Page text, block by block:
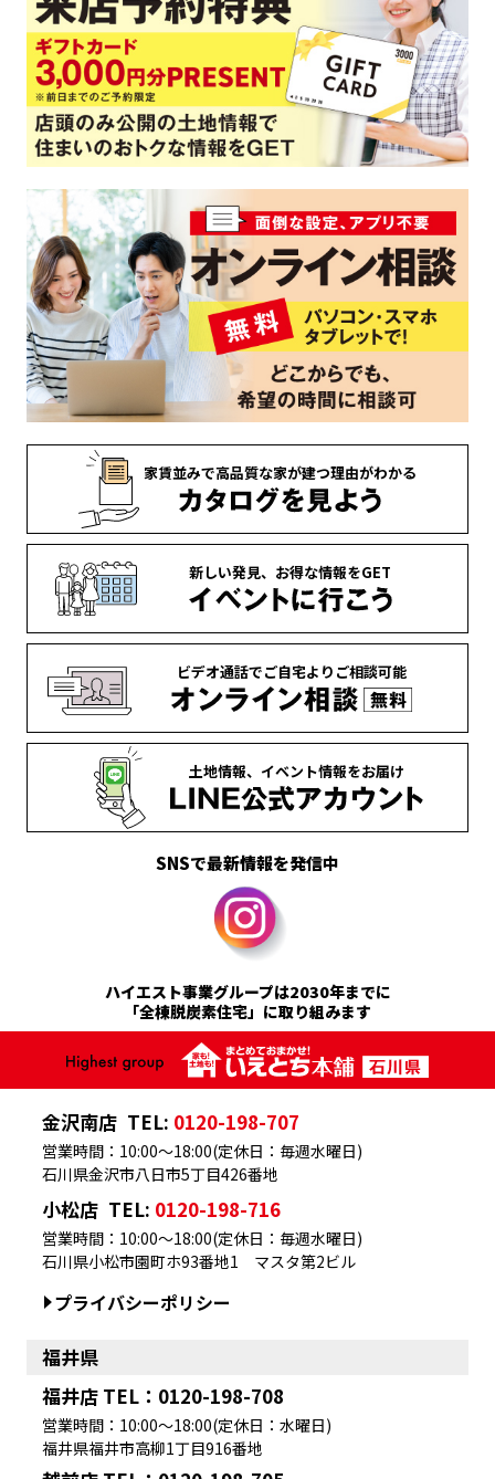
家賃並みで高品質な家が建つ理由がわかる
新しい発見、 お得な情報をGET
ビデオ通話でご自宅より ご相談可能
土地情報、 イベント情報をお届け
SNSで最新情報を発信中
ハイエスト事業グループは2030年までに
「全棟脱炭素住宅」に取り組みます
金沢南店 TEL: 0120-198-707
石川県金沢市八日市5丁目426番地
営業時間：10:00～18:00(定休日：毎週水曜日)
小松店 TEL: 0120-198-716
石川県小松市園町ホ93番地1 マスタ第2ビル
営業時間：10:00～18:00(定休日：毎週水曜日)
プライバシーポリシー
福井県
福井店 TEL：0120-198-708
営業時間：10:00～18:00(定休日：水曜日)
福井県福井市高柳1丁目916番地